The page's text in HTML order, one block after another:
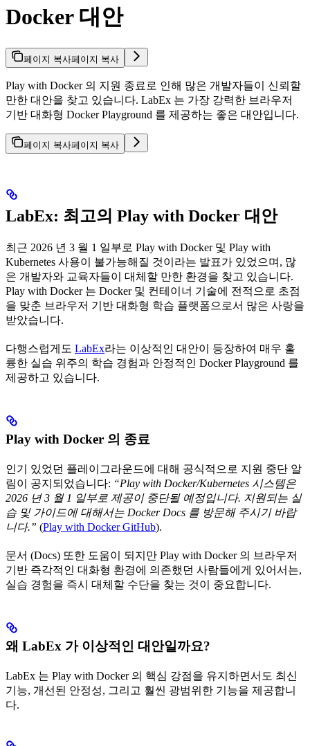
Docker 대안
페이지 복사페이지 복사
Play with Docker 의 지원 종료로 인해 많은 개발자들이 신뢰할
만한 대안을 찾고 있습니다. LabEx 는 가장 강력한 브라우저
기반 대화형 Docker Playground 를 제공하는 좋은 대안입니다.
페이지 복사페이지 복사
LabEx: 최고의 Play with Docker 대안
최근 2026 년 3 월 1 일부로 Play with Docker 및 Play with
Kubernetes 사용이 불가능해질 것이라는 발표가 있었으며, 많
은 개발자와 교육자들이 대체할 만한 환경을 찾고 있습니다.
Play with Docker 는 Docker 및 컨테이너 기술에 전적으로 초점
을 맞춘 브라우저 기반 대화형 학습 플랫폼으로서 많은 사랑을
받았습니다.
다행스럽게도 LabEx라는 이상적인 대안이 등장하여 매우 훌
륭한 실습 위주의 학습 경험과 안정적인 Docker Playground 를
제공하고 있습니다.
Play with Docker 의 종료
인기 있었던 플레이그라운드에 대해 공식적으로 지원 중단 알
림이 공지되었습니다: “Play with Docker/Kubernetes 시스템은
2026 년 3 월 1 일부로 제공이 중단될 예정입니다. 지원되는 실
습 및 가이드에 대해서는 Docker Docs 를 방문해 주시기 바랍
니다.” (Play with Docker GitHub).
문서 (Docs) 또한 도움이 되지만 Play with Docker 의 브라우저
기반 즉각적인 대화형 환경에 의존했던 사람들에게 있어서는,
실습 경험을 즉시 대체할 수단을 찾는 것이 중요합니다.
왜 LabEx 가 이상적인 대안일까요?
LabEx 는 Play with Docker 의 핵심 강점을 유지하면서도 최신
기능, 개선된 안정성, 그리고 훨씬 광범위한 기능을 제공합니
다.